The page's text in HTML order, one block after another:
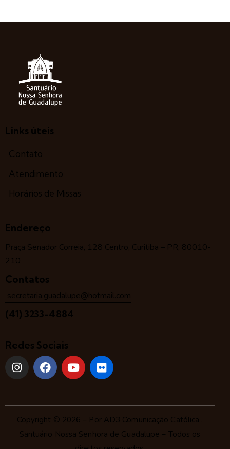
Links úteis
Contato
Atendimento
Horários de Missas
Endereço
Praça Senador Correia, 128 Centro, Curitiba – PR, 80010-
210
Contatos
secretaria.guadalupe@hotmail.com
(41) 3233-4884
Redes Sociais
Copyright © 2026 – Por AD3 Comunicação Católica .
Santuário Nossa Senhora de Guadalupe – Todos os